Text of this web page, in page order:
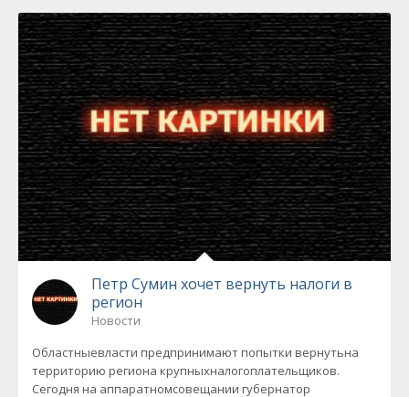
Петр Сумин хочет вернуть налоги в
регион
Новости
Областныевласти предпринимают попытки вернутьна
территорию региона крупныхналогоплательщиков.
Сегодня на аппаратномсовещании губернатор